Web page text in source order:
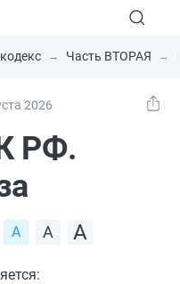
Часть ВТОРАЯ
2026
РФ.